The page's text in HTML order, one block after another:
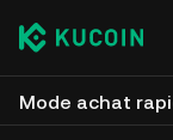
Mode achat